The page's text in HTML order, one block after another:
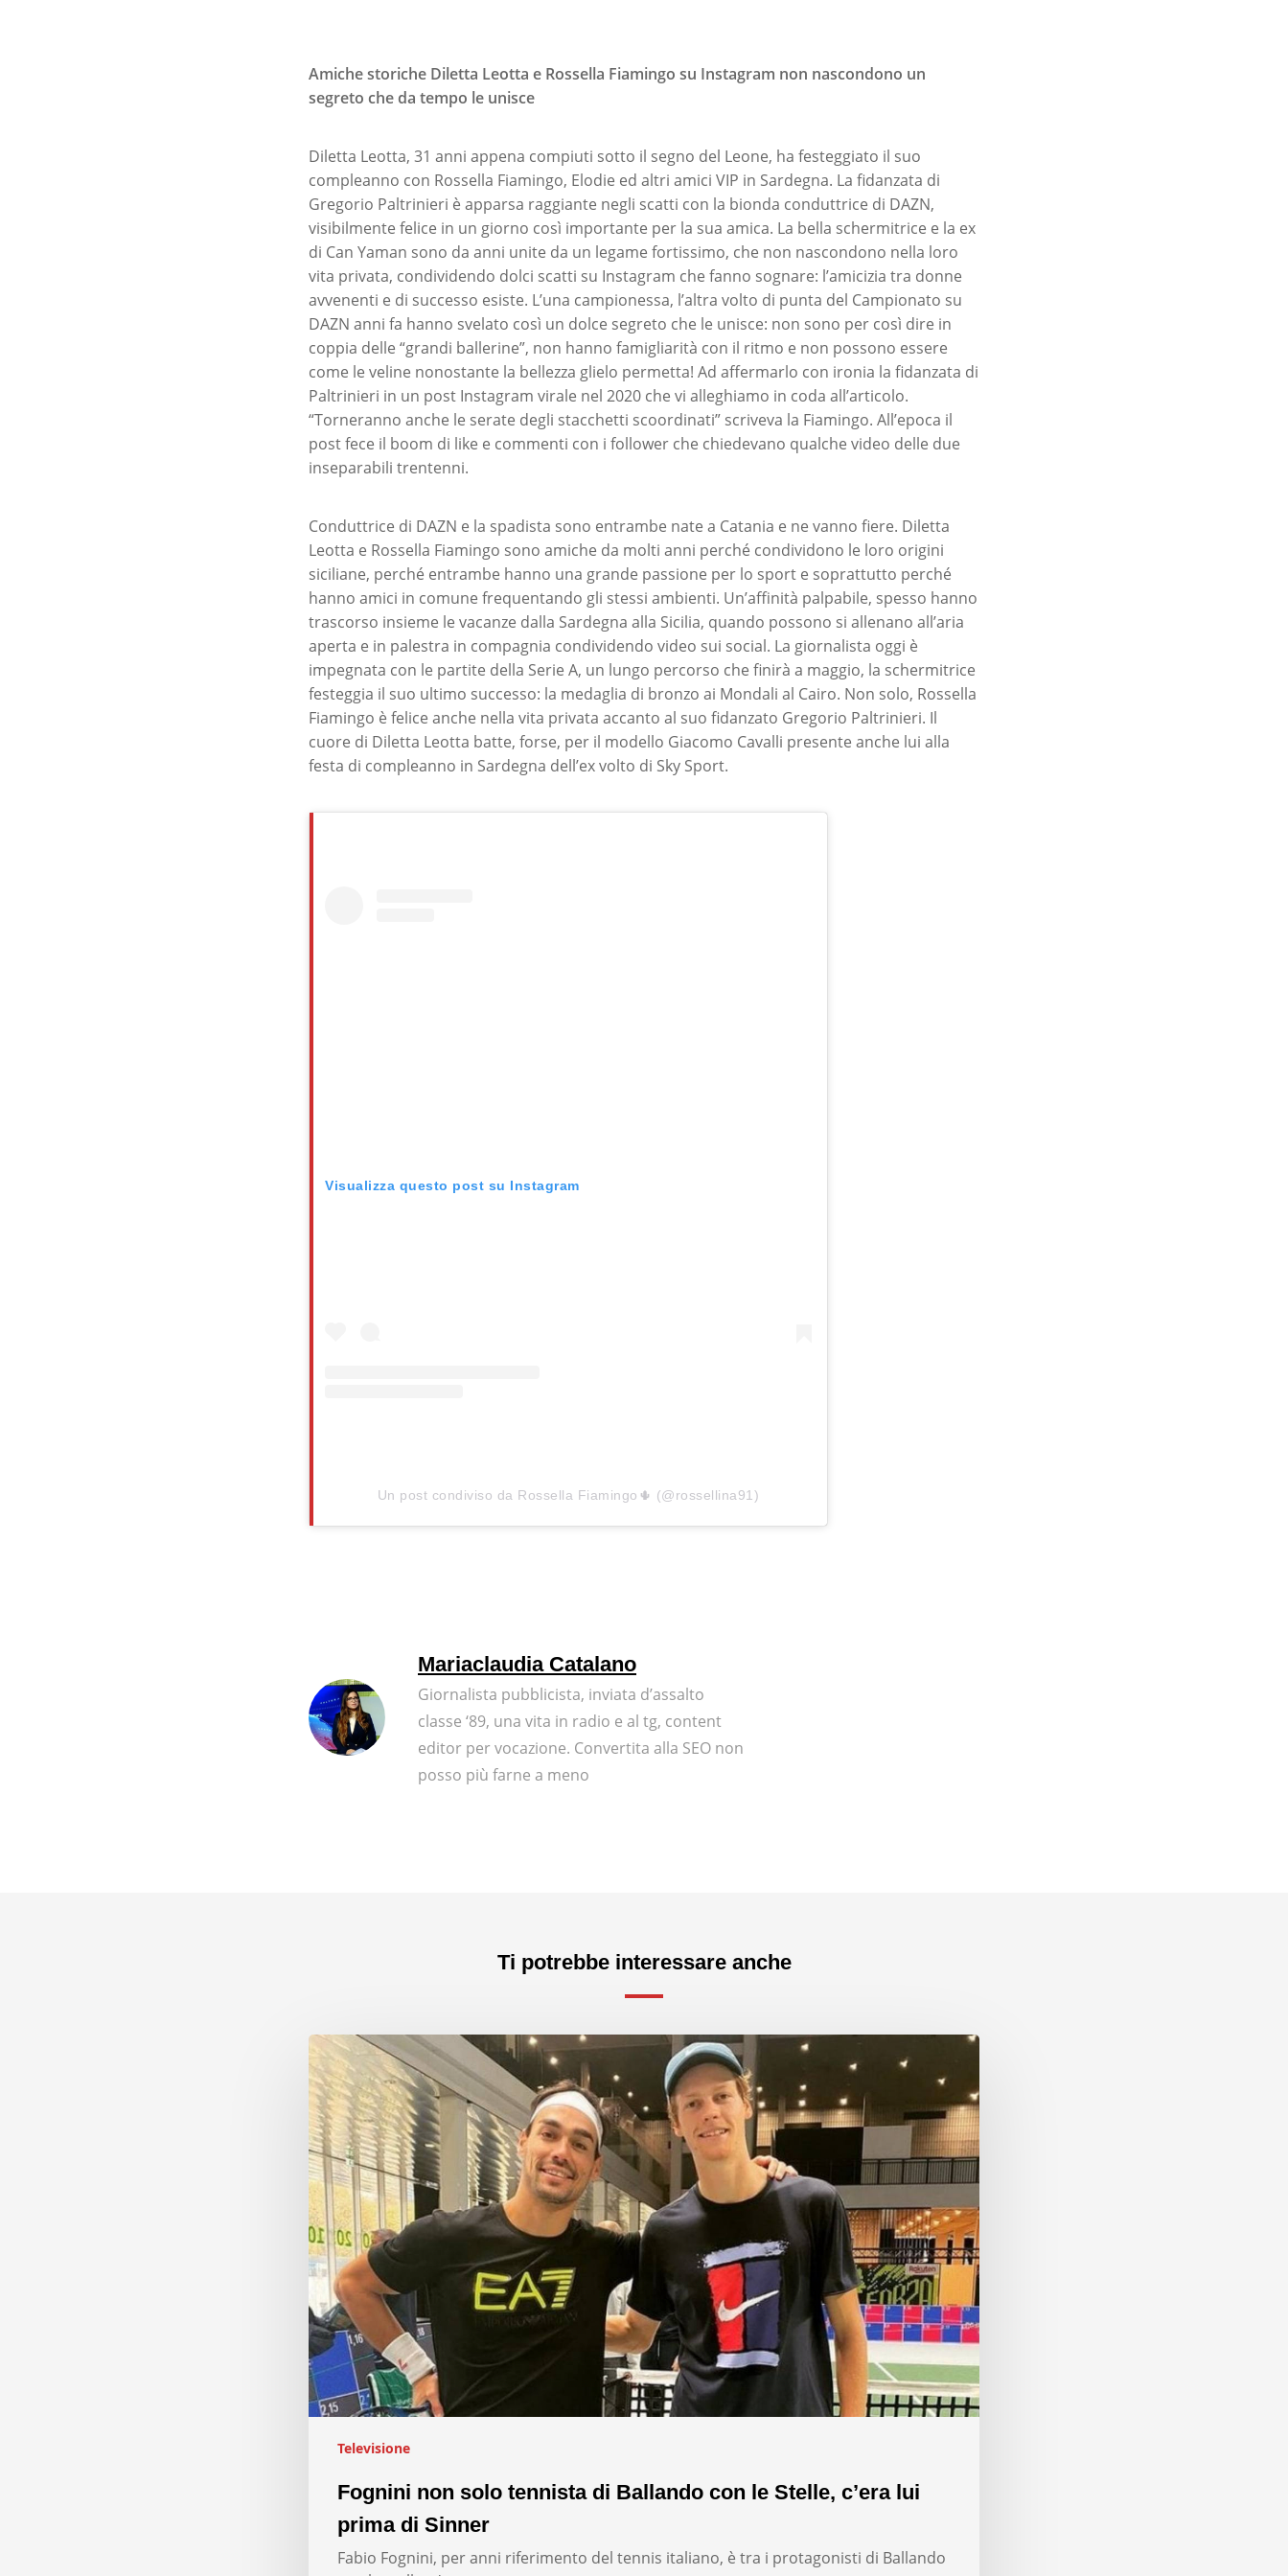
Amiche storiche Diletta Leotta e Rossella Fiamingo su Instagram non nascondono un
segreto che da tempo le unisce
Diletta Leotta, 31 anni appena compiuti sotto il segno del Leone, ha festeggiato il suo
compleanno con Rossella Fiamingo, Elodie ed altri amici VIP in Sardegna. La fidanzata di
Gregorio Paltrinieri è apparsa raggiante negli scatti con la bionda conduttrice di DAZN,
visibilmente felice in un giorno così importante per la sua amica. La bella schermitrice e la ex
di Can Yaman sono da anni unite da un legame fortissimo, che non nascondono nella loro
vita privata, condividendo dolci scatti su Instagram che fanno sognare: l’amicizia tra donne
avvenenti e di successo esiste. L’una campionessa, l’altra volto di punta del Campionato su
DAZN anni fa hanno svelato così un dolce segreto che le unisce: non sono per così dire in
coppia delle “grandi ballerine”, non hanno famigliarità con il ritmo e non possono essere
come le veline nonostante la bellezza glielo permetta! Ad affermarlo con ironia la fidanzata di
Paltrinieri in un post Instagram virale nel 2020 che vi alleghiamo in coda all’articolo.
“Torneranno anche le serate degli stacchetti scoordinati” scriveva la Fiamingo. All’epoca il
post fece il boom di like e commenti con i follower che chiedevano qualche video delle due
inseparabili trentenni.
Conduttrice di DAZN e la spadista sono entrambe nate a Catania e ne vanno fiere. Diletta
Leotta e Rossella Fiamingo sono amiche da molti anni perché condividono le loro origini
siciliane, perché entrambe hanno una grande passione per lo sport e soprattutto perché
hanno amici in comune frequentando gli stessi ambienti. Un’affinità palpabile, spesso hanno
trascorso insieme le vacanze dalla Sardegna alla Sicilia, quando possono si allenano all’aria
aperta e in palestra in compagnia condividendo video sui social. La giornalista oggi è
impegnata con le partite della Serie A, un lungo percorso che finirà a maggio, la schermitrice
festeggia il suo ultimo successo: la medaglia di bronzo ai Mondali al Cairo. Non solo, Rossella
Fiamingo è felice anche nella vita privata accanto al suo fidanzato Gregorio Paltrinieri. Il
cuore di Diletta Leotta batte, forse, per il modello Giacomo Cavalli presente anche lui alla
festa di compleanno in Sardegna dell’ex volto di Sky Sport.
Visualizza questo post su Instagram
Un post condiviso da Rossella Fiamingo🌵 (@rossellina91)
Mariaclaudia Catalano
Giornalista pubblicista, inviata d’assalto
classe ‘89, una vita in radio e al tg, content
editor per vocazione. Convertita alla SEO non
posso più farne a meno
Ti potrebbe interessare anche
Televisione
Fognini non solo tennista di Ballando con le Stelle, c’era lui
prima di Sinner
Fabio Fognini, per anni riferimento del tennis italiano, è tra i protagonisti di Ballando